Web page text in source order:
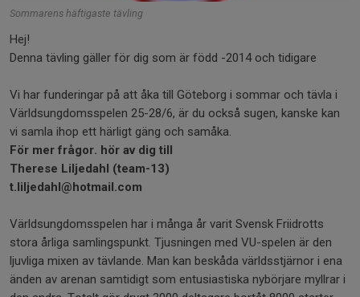
Sommarens häftigaste tävling
Hej!
Denna tävling gäller för dig som är född -2014 och tidigare
Vi har funderingar på att åka till Göteborg i sommar och tävla i
Världsungdomsspelen 25-28/6, är du också sugen, kanske kan
vi samla ihop ett härligt gäng och samåka.
För mer frågor. hör av dig till
Therese Liljedahl (team-13)
t.liljedahl@hotmail.com
Världsungdomsspelen har i många år varit Svensk Friidrotts
stora årliga samlingspunkt. Tjusningen med VU-spelen är den
ljuvliga mixen av tävlande. Man kan beskåda världsstjärnor i ena
änden av arenan samtidigt som entusiastiska nybörjare myllrar i